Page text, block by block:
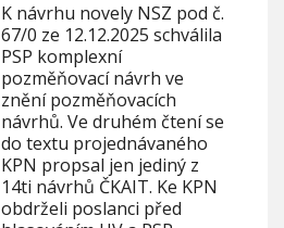
K návrhu novely NSZ pod č.
67/0 ze 12.12.2025 schválila
PSP komplexní
pozměňovací návrh ve
znění pozměňovacích
návrhů. Ve druhém čtení se
do textu projednávaného
KPN propsal jen jediný z
14ti návrhů ČKAIT. Ke KPN
obdrželi poslanci před